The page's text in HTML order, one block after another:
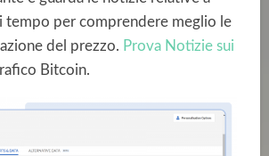
tempo per comprendere meglio le
del prezzo. Prova Notizie sui
Bitcoin.